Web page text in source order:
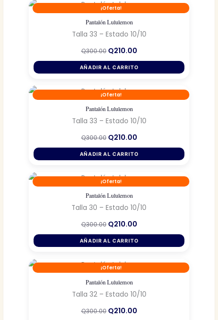
¡Oferta!
Pantalón Lululemon
Talla 33 – Estado 10/10
Q300.00 El
original
era:
Q210.00El
actual
es:
AÑADIR AL CARRITO
¡Oferta!
Pantalón Lululemon
Talla 33 – Estado 10/10
Q300.00 El
original
era:
Q210.00El
actual
es:
AÑADIR AL CARRITO
¡Oferta!
Pantalón Lululemon
Talla 30 – Estado 10/10
Q300.00 El
original
era:
Q210.00El
actual
es:
AÑADIR AL CARRITO
¡Oferta!
Pantalón Lululemon
Talla 32 – Estado 10/10
Q300.00 El
Q210.00El